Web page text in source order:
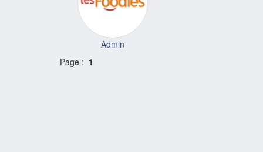
Admin
Page : 1